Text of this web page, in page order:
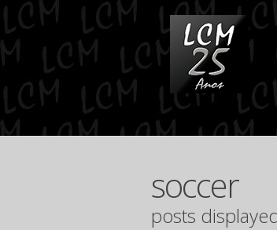
soccer
posts